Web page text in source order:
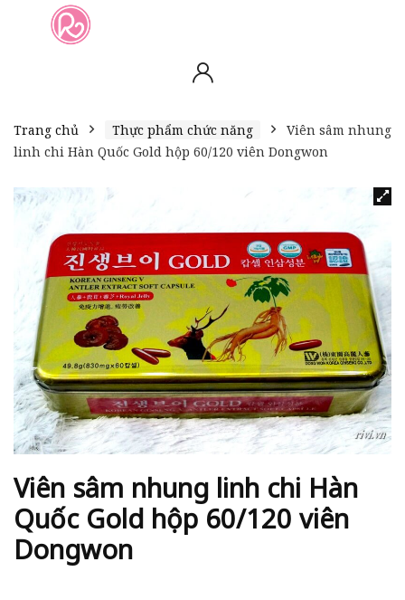
Trang chủ Thực phẩm chức năng
Viên sâm nhung
linh chi Hàn Quốc Gold hộp 60/120 viên Dongwon
Viên sâm nhung linh chi Hàn
Quốc Gold hộp 60/120 viên
Dongwon